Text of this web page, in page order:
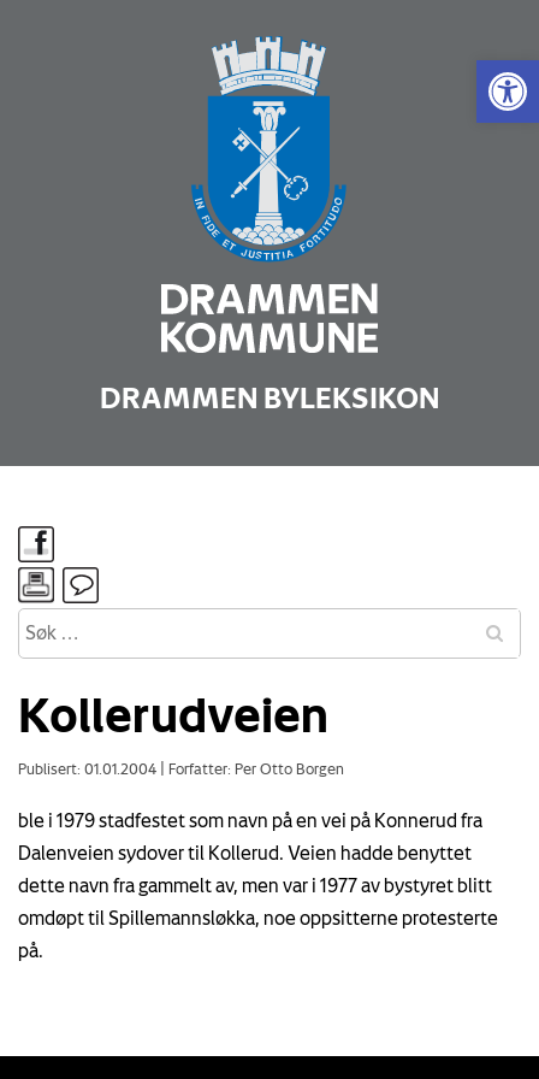
Vis
DRAMMEN BYLEKSIKON
Kollerudveien
Publisert: 01.01.2004 Forfatter: Per Otto Borgen
ble i 1979 stadfestet som navn på en vei på Konnerud fra
Dalenveien sydover til Kollerud. Veien hadde benyttet
dette navn fra gammelt av, men var i 1977 av bystyret blitt
omdøpt til Spillemannsløkka, noe oppsitterne protesterte
på.